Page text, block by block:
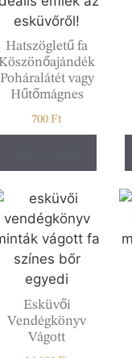
Hatszögletű fa
Poháralátét vagy
Hűtőmágnes
700Ft
Esküvői
Vendégkönyv
Vágott